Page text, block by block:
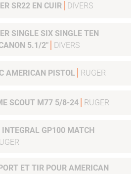
SR22 EN CUIR DIVERS
SINGLE SIX SINGLE TEN
CANON 5.1/2"
DIVERS
AMERICAN PISTOL RUGER
SCOUT M77 5/8-24 RUGER
INTEGRAL GP100 MATCH
ET TIR POUR AMERICAN